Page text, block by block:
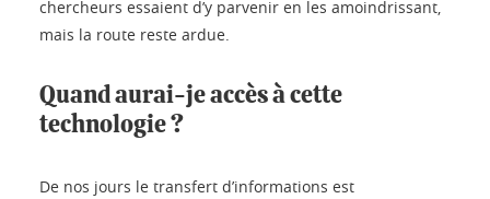
chercheurs essaient d’y parvenir en les amoindrissant,
mais la route reste ardue.
Quand aurai-je accès à cette
technologie ?
De nos jours le transfert d’informations est